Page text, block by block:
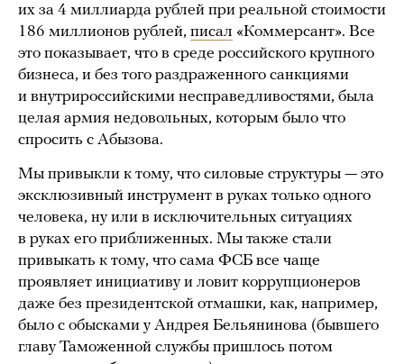
их за 4 миллиарда рублей при реальной стоимости
186 миллионов рублей, писал «Коммерсант». Все
это показывает, что в среде российского крупного
бизнеса, и без того раздраженного санкциями
и внутрироссийскими несправедливостями, была
целая армия недовольных, которым было что
спросить с Абызова.
Мы привыкли к тому, что силовые структуры — это
эксклюзивный инструмент в руках только одного
человека, ну или в исключительных ситуациях
в руках его приближенных. Мы также стали
привыкать к тому, что сама ФСБ все чаще
проявляет инициативу и ловит коррупционеров
даже без президентской отмашки, как, например,
было с обысками у Андрея Бельянинова (бывшего
главу Таможенной службы пришлось потом